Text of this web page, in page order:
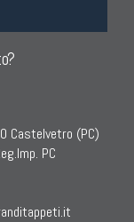
Castelvetro (PC)
PC